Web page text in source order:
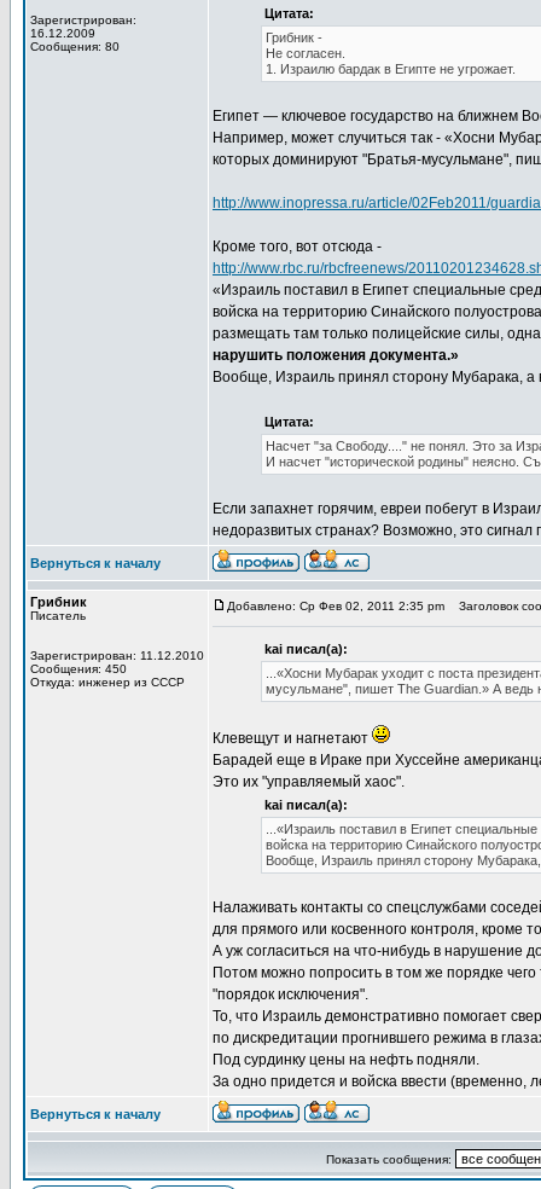
Зарегистрирован:
16.12.2009
Сообщения: 80
Цитата:
Грибник -
Не согласен.
1. Израилю бардак в Египте не угрожает.
Египет — ключевое государство на ближнем
Например, может случиться так - «Хосни
которых доминируют "Братья-мусульмане",
http://www.inopressa.ru/article/02Feb2011/
Кроме того, вот отсюда -
http://www.rbc.ru/rbcfreenews/
«Израиль поставил в Египет специальные
войска на территорию Синайского
размещать там только полицейские силы,
нарушить положения документа.»
Вообще, Израиль принял сторону Мубарака,
Цитата:
Насчет "за Свободу...." не понял. Это за
И насчет "исторической родины" неясно.
Если запахнет горячим, евреи побегут в
недоразвитых странах? Возможно, это
Вернуться к началу
Грибник
Писатель
Зарегистрирован: 11.12.2010
Сообщения: 450
Откуда: инженер из СССР
Добавлено: Ср Фев 02, 2011 2:35 pm Заголовок
kai писал(а):
...«Хосни Мубарак уходит с поста
мусульмане", пишет The Guardian.» А ведь
Клевещут и нагнетают
Барадей еще в Ираке при Хуссейне
Это их "управляемый хаос".
kai писал(а):
...«Израиль поставил в Египет
войска на территорию Синайского
Вообще, Израиль принял сторону
Налаживать контакты со спецслужбами
для прямого или косвенного контроля, кроме
А уж согласиться на что-нибудь в нарушение
Потом можно попросить в том же порядке
"порядок исключения".
То, что Израиль демонстративно помогает
по дискредитации прогнившего режима в
Под сурдинку цены на нефть подняли.
За одно придется и войска ввести (временно,
Вернуться к началу
Показать сообщения: